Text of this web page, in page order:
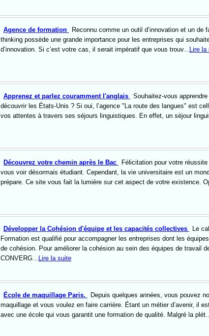
Agence de formation
Reconnu comme un outil d’innovation et un
thinking possède une grande importance pour les entreprises qui
d’innovation. Si c’est votre cas, il serait impératif que vous trouv... Lire la
Apprenez et parlez couramment l'anglais
Souhaitez-vous
découvrir les États-Unis ? Si oui, l’agence "La route des langues" est
vos attentes à travers ses séjours linguistiques. En effet, un séjour
Découvrez votre chemin après le Bac
Félicitation pour votre
vous voir désormais étudiant. Cependant, la vie universitaire est un
prépare. Ce site vous fait la lumière sur cet aspect de votre existence.
Développer la Cohésion d'équipe et les capacités collectives
Le
Formation est qualifié pour accompagner les entreprises dont les
de cohésion. Pour améliorer la cohésion au sein des équipes de travail
CONVERG... Lire la suite
École de maquillage Paris.
Depuis quelques années, vous pouvez
maquillage et vous voulez en faire carrière. Étant un métier d’avenir, il
avec une école qui vous garantit une formation de qualité. Malgré la